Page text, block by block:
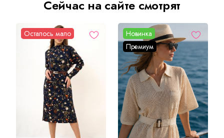
Сейчас на сайте смотрят
Осталось мало
Новинка
Премиум